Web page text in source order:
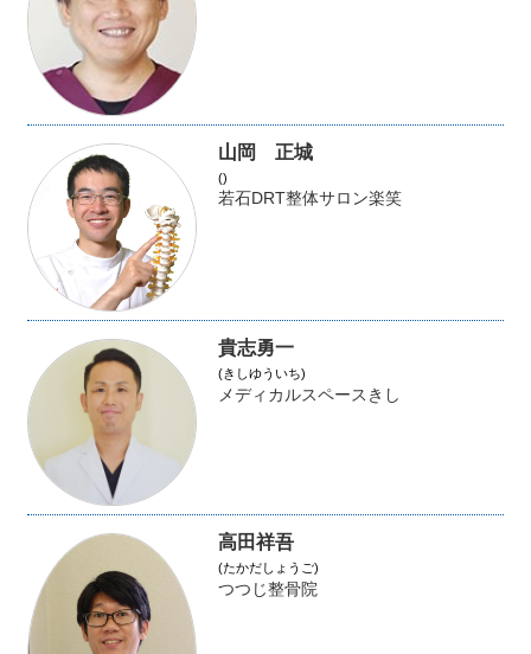
山岡 正城
()
若石DRT整体サロン楽笑
貴志勇一
(きしゆういち)
メディカルスペースきし
高田祥吾
(たかだしょうご)
つつじ整骨院